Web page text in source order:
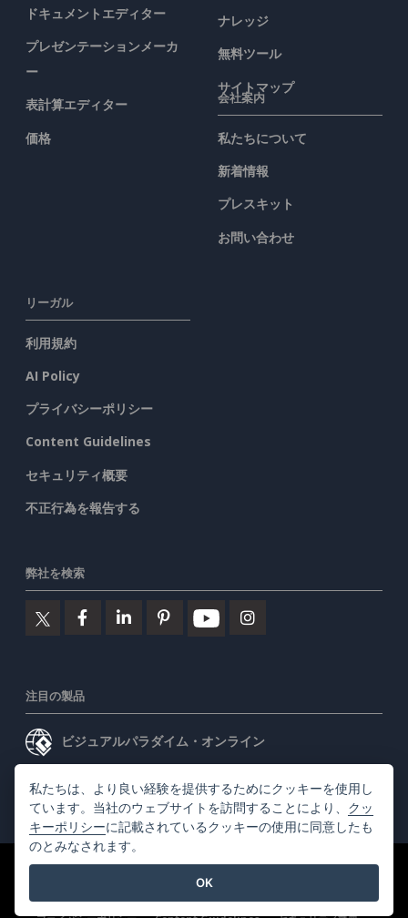
ドキュメントエディター
プレゼンテーションメーカ
ー
表計算エディター
価格
ナレッジ
無料ツール
サイトマップ
会社案内
私たちについて
新着情報
プレスキット
お問い合わせ
リーガル
利用規約
AI Policy
プライバシーポリシー
Content Guidelines
セキュリティ概要
不正行為を報告する
弊社を検索
注目の製品
ビジュアルパラダイム・オンライン
ビジュアルパラダイムデスクトップ
©2026 by Visual Paradigm. 全ての権利を有する
私たちは、より良い経験を提供するためにクッキーを使用し
ています。当社のウェブサイトを訪問することにより、 クッ
キーポリシーに記載されているクッキーの使用に同意したも
のとみなされます。
OK